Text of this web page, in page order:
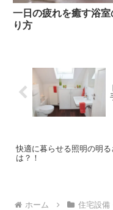
一日の疲れを癒す浴室
り方
快適に暮らせる照明の明る
は？！
ホーム 住宅設備